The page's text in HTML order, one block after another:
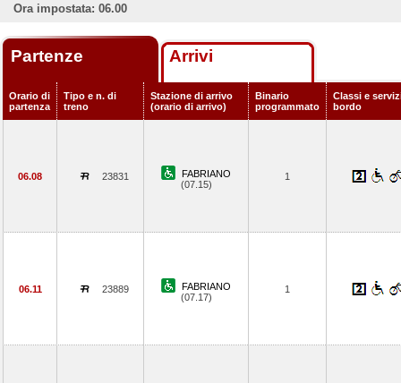
Ora impostata: 06.00
Partenze Arrivi
Orario di
partenza
Tipo e n. di
treno
Stazione di arrivo
(orario di arrivo)
Binario
programmato
Classi e
bordo
06.08 23831
FABRIANO
(07.15)
1
06.11 23889
FABRIANO
(07.17)
1